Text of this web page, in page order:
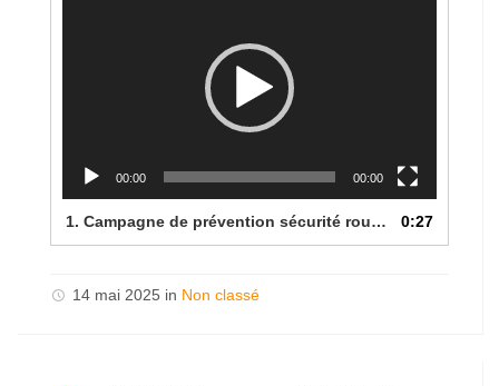
00:00 00:00
1. Campagne de prévention sécurité routière par Routes de Guadeloupe 0:27
14 mai 2025 in Non classé